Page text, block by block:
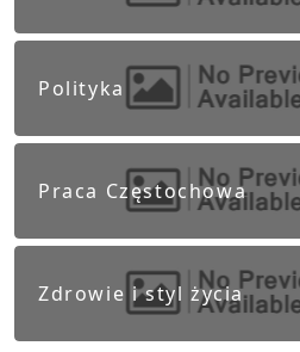
Polityka
Praca Częstochowa
Zdrowie i styl życia